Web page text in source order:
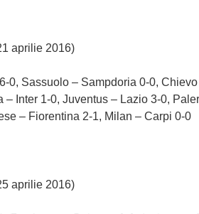
aprilie 2016)
0, Sassuolo – Sampdoria 0-0,
– Inter 1-0, Juventus – Lazio 3-0,
– Fiorentina 2-1, Milan – Carpi 0-0
aprilie 2016)